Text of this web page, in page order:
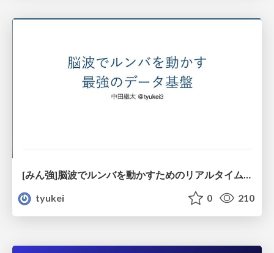
[みん強]脳波でルンバを動かすためのリアルタイムデータ基盤
tyukei
0 210